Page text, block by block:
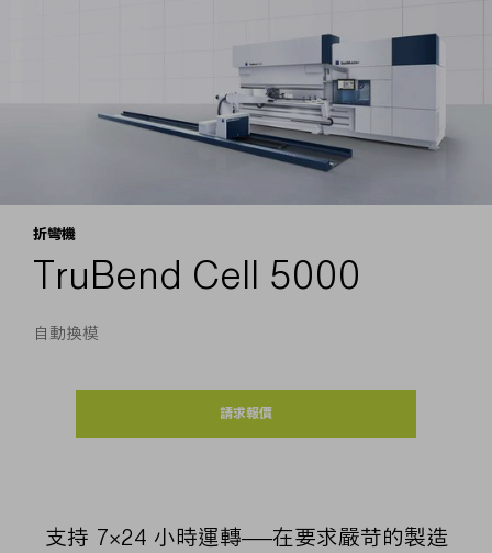
折彎機
TruBend Cell 5000
自動換模
請求報價
支持 7×24 小時運轉——在要求嚴苛的製造